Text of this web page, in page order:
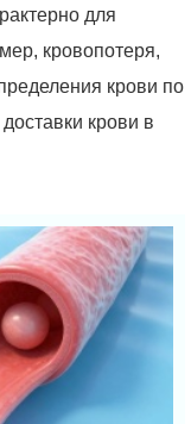
для
кровопотеря,
крови по
крови в